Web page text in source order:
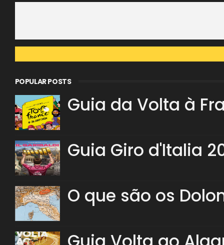
POPULAR POSTS
Guia da Volta à
Guia Giro d'Italia
O que são os